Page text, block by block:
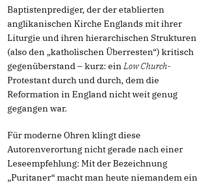
Baptistenprediger, der der etablierten
anglikanischen Kirche Englands mit ihrer
Liturgie und ihren hierarchischen Strukturen
(also den „katholischen Überresten“) kritisch
gegenüberstand – kurz: einLow Church-
Protestant durch und durch, dem die
Reformation in England nicht weit genug
gegangen war.
Für moderne Ohren klingt diese
Autorenverortung nicht gerade nach einer
Leseempfehlung: Mit der Bezeichnung
„Puritaner“ macht man heute niemandem ein